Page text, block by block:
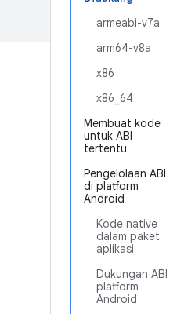
armeabi-v7a
arm64-v8a
x86
x86_64
Membuat kode
untuk ABI
tertentu
Pengelolaan ABI
di platform
Android
Kode native
dalam paket
aplikasi
Dukungan ABI
platform
Android